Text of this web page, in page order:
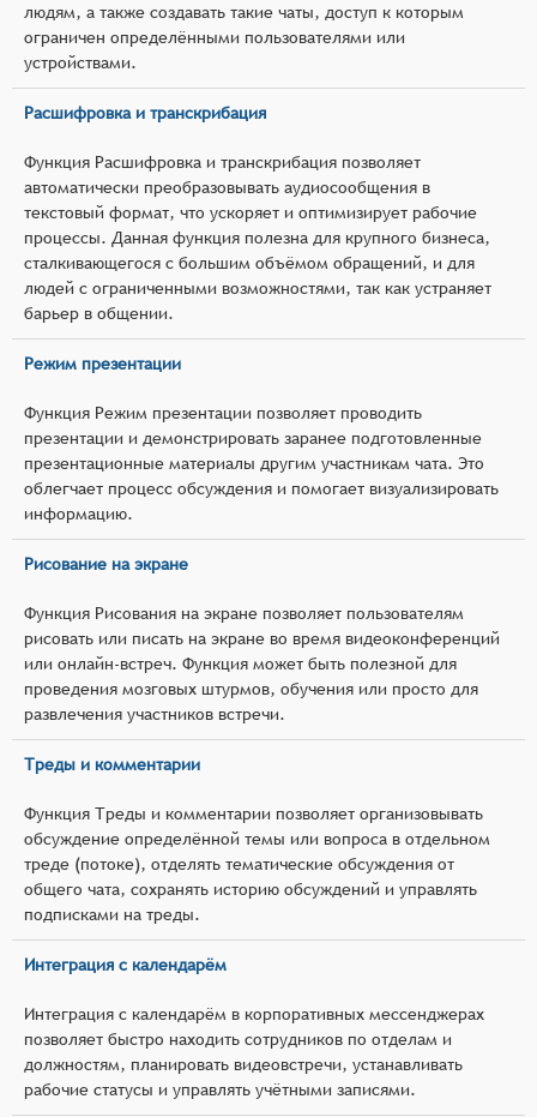
людям, а также создавать такие чаты, доступ к которым
ограничен определёнными пользователями или
устройствами.
Расшифровка и транскрибация
Функция Расшифровка и транскрибация позволяет
автоматически преобразовывать аудиосообщения в
текстовый формат, что ускоряет и оптимизирует рабочие
процессы. Данная функция полезна для крупного бизнеса,
сталкивающегося с большим объёмом обращений, и для
людей с ограниченными возможностями, так как устраняет
барьер в общении.
Режим презентации
Функция Режим презентации позволяет проводить
презентации и демонстрировать заранее подготовленные
презентационные материалы другим участникам чата. Это
облегчает процесс обсуждения и помогает визуализировать
информацию.
Рисование на экране
Функция Рисования на экране позволяет пользователям
рисовать или писать на экране во время видеоконференций
или онлайн-встреч. Функция может быть полезной для
проведения мозговых штурмов, обучения или просто для
развлечения участников встречи.
Треды и комментарии
Функция Треды и комментарии позволяет организовывать
обсуждение определённой темы или вопроса в отдельном
треде (потоке), отделять тематические обсуждения от
общего чата, сохранять историю обсуждений и управлять
подписками на треды.
Интеграция с календарём
Интеграция с календарём в корпоративных мессенджерах
позволяет быстро находить сотрудников по отделам и
должностям, планировать видеовстречи, устанавливать
рабочие статусы и управлять учётными записями.